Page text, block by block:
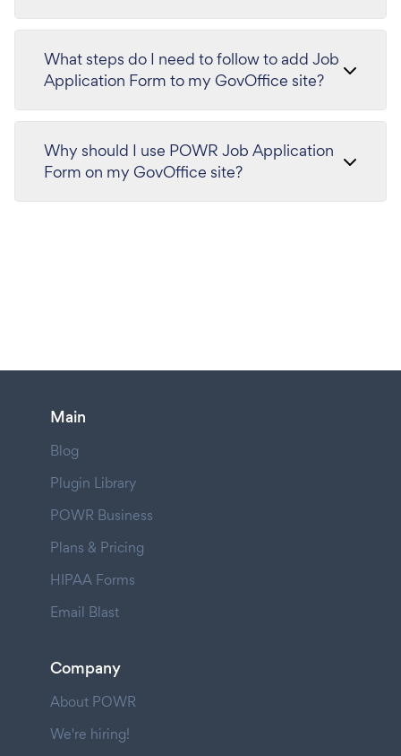
What steps do I need to follow to add Job
Application Form to my GovOffice site?
Why should I use POWR Job Application
Form on my GovOffice site?
Main
Blog
Plugin Library
POWR Business
Plans & Pricing
HIPAA Forms
Email Blast
Company
About POWR
We're hiring!